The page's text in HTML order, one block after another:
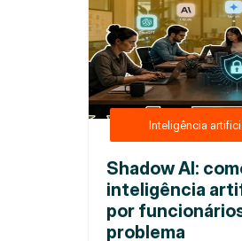
Inteligência
Shadow AI:
inteligência
por
problema